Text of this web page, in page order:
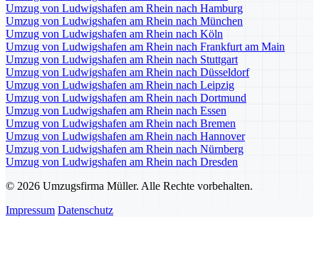
Umzug von Ludwigshafen am Rhein nach Hamburg
Umzug von Ludwigshafen am Rhein nach München
Umzug von Ludwigshafen am Rhein nach Köln
Umzug von Ludwigshafen am Rhein nach Frankfurt am Main
Umzug von Ludwigshafen am Rhein nach Stuttgart
Umzug von Ludwigshafen am Rhein nach Düsseldorf
Umzug von Ludwigshafen am Rhein nach Leipzig
Umzug von Ludwigshafen am Rhein nach Dortmund
Umzug von Ludwigshafen am Rhein nach Essen
Umzug von Ludwigshafen am Rhein nach Bremen
Umzug von Ludwigshafen am Rhein nach Hannover
Umzug von Ludwigshafen am Rhein nach Nürnberg
Umzug von Ludwigshafen am Rhein nach Dresden
© 2026 Umzugsfirma Müller. Alle Rechte vorbehalten.
Impressum Datenschutz